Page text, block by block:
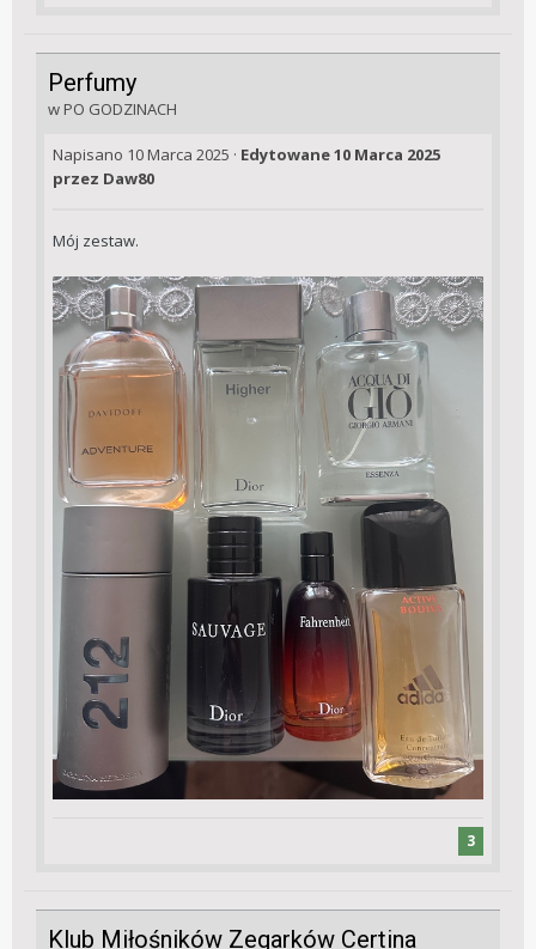
Perfumy
w PO GODZINACH
Napisano 10 Marca 2025 · Edytowane10 Marca 2025
przez Daw80
Mój zestaw.
3
Klub Miłośników Zegarków Certina